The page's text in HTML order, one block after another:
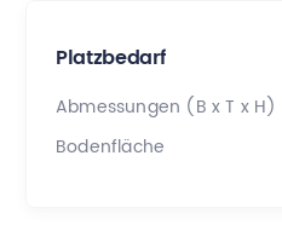
Platzbedarf
Abmessungen (B x T x H)
Bodenfläche